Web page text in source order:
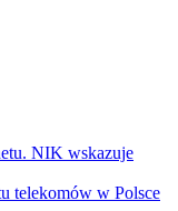
NIK wskazuje
telekomów w Polsce